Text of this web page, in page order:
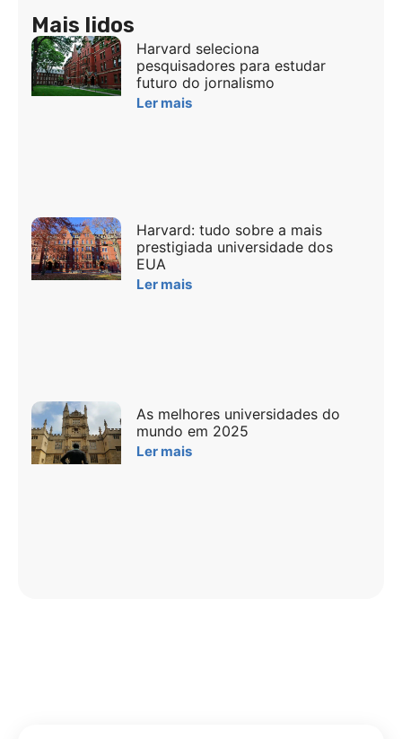
Mais lidos
Harvard seleciona
pesquisadores para estudar
futuro do jornalismo
Ler mais
Harvard: tudo sobre a mais
prestigiada universidade dos
EUA
Ler mais
As melhores universidades do
mundo em 2025
Ler mais